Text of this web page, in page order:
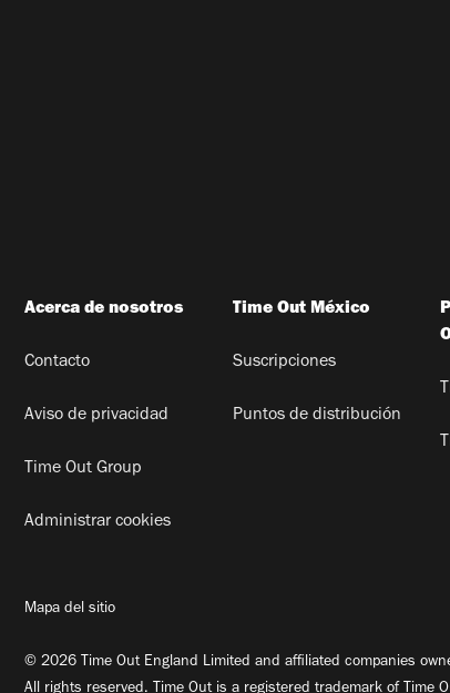
Acerca de nosotros
Contacto
Aviso de privacidad
Time Out Group
Administrar cookies
Time Out México
Suscripciones
Puntos de distribución
Mapa del sitio
© 2026 Time Out England Limited and affiliated companies
All rights reserved. Time Out is a registered trademark of Time